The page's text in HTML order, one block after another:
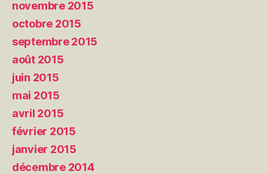
novembre 2015
octobre 2015
septembre 2015
août 2015
juin 2015
mai 2015
avril 2015
février 2015
janvier 2015
décembre 2014